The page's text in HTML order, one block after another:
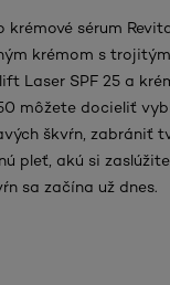
krémové sérum
krémom s
Laser SPF 25 a
môžete docieliť
škvŕn, zabrániť
pleť, akú si
sa začína už dnes.